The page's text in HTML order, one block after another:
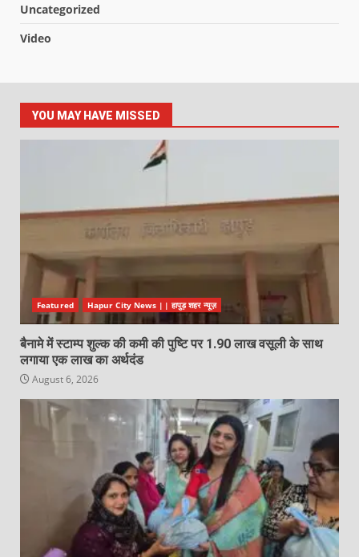
Uncategorized
Video
YOU MAY HAVE MISSED
Featured Hapur City News || हापुड़ शहर न्यूज़
बैनामे में स्टाम्प शुल्क की कमी की पुष्टि पर 1.90 लाख वसूली के साथ
लगाया एक लाख का अर्थदंड
August 6, 2026